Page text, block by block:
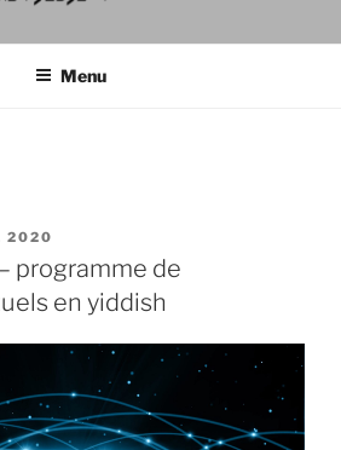
YIDDISH À LA
Menu
2020
programme de
en yiddish